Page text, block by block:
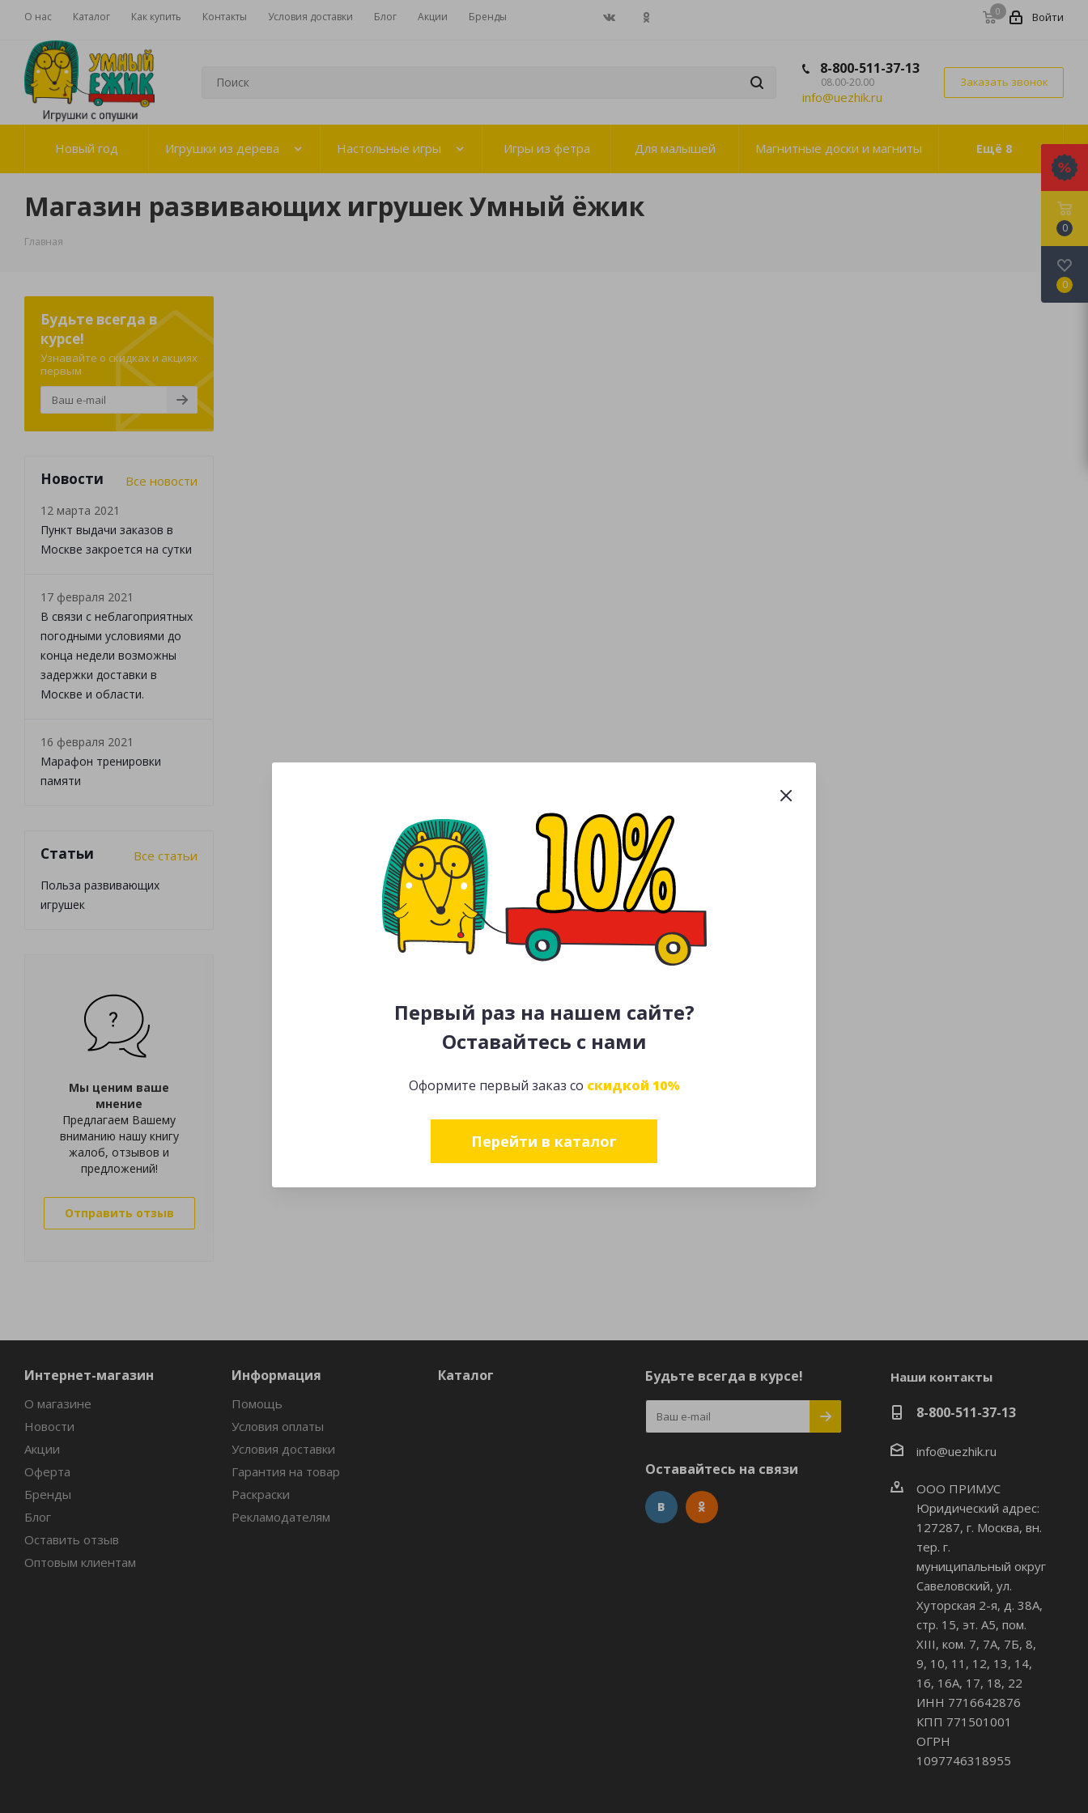
Первый раз на нашем сайте?
Оставайтесь с нами
Оформите первый заказ со скидкой 10%
Перейти в каталог
О нас Каталог Как купить Контакты Условия доставки Блог Акции Бренды 0 Войти
8-800-511-37-13
08.00-20.00
info@uezhik.ru
Заказать звонок
Новый год Игрушки из дерева Настольные игры Игры из фетра Для малышей Магнитные доски и магниты Ещё 8
Магазин развивающих игрушек Умный ёжик
Главная
Будьте всегда в
курсе!
Узнавайте о скидках и акциях
первым
Новости Все новости
12 марта 2021
Пункт выдачи заказов в
Москве закроется на сутки
17 февраля 2021
В связи с неблагоприятных
погодными условиями до
конца недели возможны
задержки доставки в
Москве и области.
16 февраля 2021
Марафон тренировки
памяти
Статьи Все статьи
Польза развивающих
игрушек
Мы ценим ваше
мнение
Предлагаем Вашему
вниманию нашу книгу
жалоб, отзывов и
предложений!
Отправить отзыв
Интернет-магазин
О магазине
Новости
Акции
Оферта
Бренды
Блог
Оставить отзыв
Оптовым клиентам
Информация
Помощь
Условия оплаты
Условия доставки
Гарантия на товар
Раскраски
Рекламодателям
Каталог Будьте всегда в курсе!
Оставайтесь на связи
Наши контакты
8-800-511-37-13
info@uezhik.ru
ООО ПРИМУС
Юридический адрес:
127287, г. Москва, вн.
тер. г.
муниципальный округ
Савеловский, ул.
Хуторская 2-я, д. 38А,
стр. 15, эт. А5, пом.
XIII, ком. 7, 7А, 7Б, 8,
9, 10, 11, 12, 13, 14,
16, 16А, 17, 18, 22
ИНН 7716642876
КПП 771501001
ОГРН
1097746318955
0
0